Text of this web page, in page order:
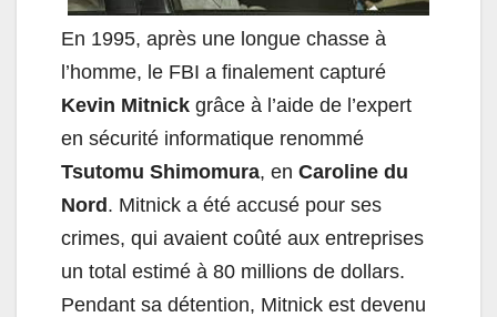
En 1995, après une longue chasse à
l’homme, le FBI a finalement capturé
Kevin Mitnick grâce à l’aide de l’expert
en sécurité informatique renommé
Tsutomu Shimomura, en Caroline du
Nord . Mitnick a été accusé pour ses
crimes, qui avaient coûté aux entreprises
un total estimé à 80 millions de dollars.
Pendant sa détention, Mitnick est devenu